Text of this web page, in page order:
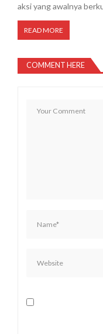
aksi yang awalnya
READ MORE
COMMENT HERE